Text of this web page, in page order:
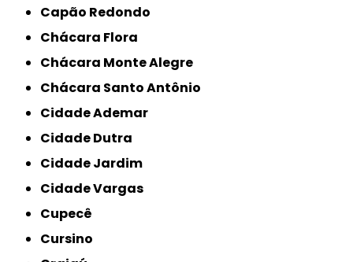
Capão Redondo
Chácara Flora
Chácara Monte Alegre
Chácara Santo Antônio
Cidade Ademar
Cidade Dutra
Cidade Jardim
Cidade Vargas
Cupecê
Cursino